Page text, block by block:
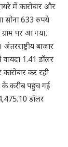
में कारोबार और
सोना 633 रुपये
पर आ गया,
बाजार
1.41 डॉलर
कर रही
के करीब पहुंच गई
डॉलर